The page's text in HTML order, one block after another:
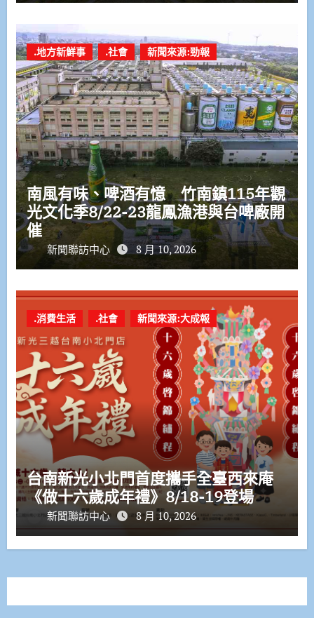
.地方新鮮事 .社會 新聞來源:勁報
南風有味、啤酒有憶 竹南鎮115年觀
光文化季8/22-23龍鳳漁港與台啤廠開
催
新聞聯訪中心 8 月 10, 2026
.消費生活 .社會 新聞來源:大成報
台南新光小北門首度攜手全臺西來庵
《做十六歲成年禮》8/18-19登場
新聞聯訪中心 8 月 10, 2026